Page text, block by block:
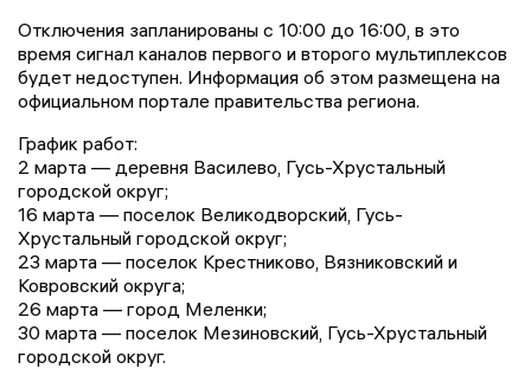
Отключения запланированы с 10:00 до 16:00, в это
время сигнал каналов первого и второго мультиплексов
будет недоступен. Информация об этом размещена на
официальном портале правительства региона.
График работ:
2 марта — деревня Василево, Гусь-Хрустальный
городской округ;
16 марта — поселок Великодворский, Гусь-
Хрустальный городской округ;
23 марта — поселок Крестниково, Вязниковский и
Ковровский округа;
26 марта — город Меленки;
30 марта — поселок Мезиновский, Гусь-Хрустальный
городской округ.